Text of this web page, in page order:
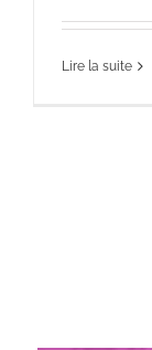
Lire la suite